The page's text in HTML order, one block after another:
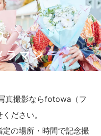
ラマン
真撮影ならfotowa（フ
ださい。
の場所・時間で記念撮